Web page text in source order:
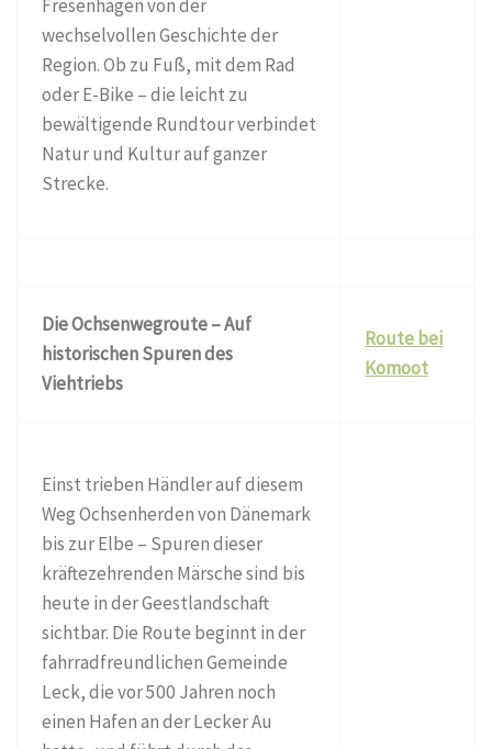
Fresenhagen von der
wechselvollen Geschichte der
Region. Ob zu Fuß, mit dem Rad
oder E-Bike – die leicht zu
bewältigende Rundtour verbindet
Natur und Kultur auf ganzer
Strecke.
Die Ochsenwegroute – Auf
historischen Spuren des
Viehtriebs
Route bei
Komoot
Einst trieben Händler auf diesem
Weg Ochsenherden von Dänemark
bis zur Elbe – Spuren dieser
kräftezehrenden Märsche sind bis
heute in der Geestlandschaft
sichtbar. Die Route beginnt in der
fahrradfreundlichen Gemeinde
Leck, die vor 500 Jahren noch
einen Hafen an der Lecker Au